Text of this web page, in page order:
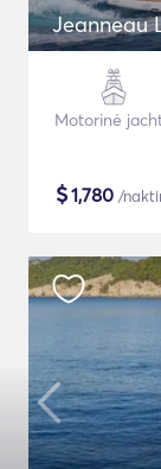
Jeanneau
Motorinė
$1,780 /